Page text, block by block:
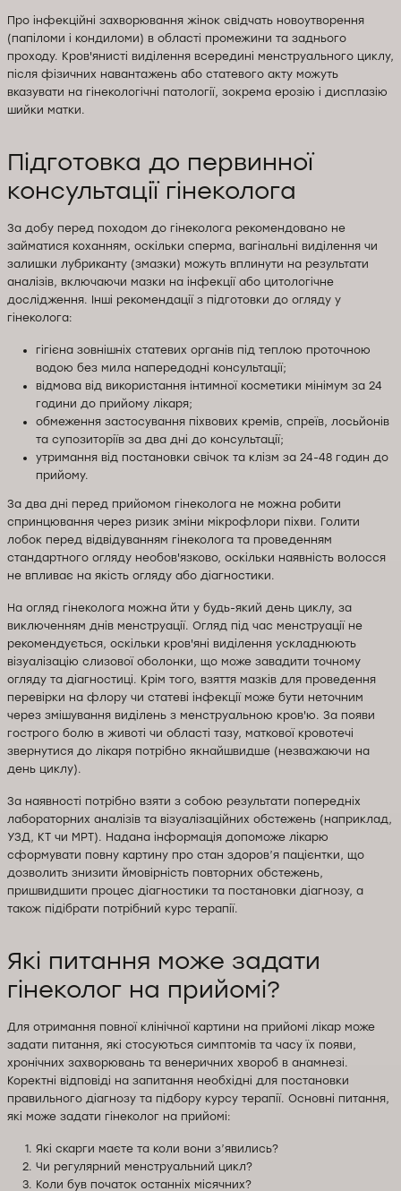
Про інфекційні захворювання жінок свідчать новоутворення
(папіломи і кондиломи) в області промежини та заднього
проходу. Кров'янисті виділення всередині менструального циклу,
після фізичних навантажень або статевого акту можуть
вказувати на гінекологічні патології, зокрема ерозію і дисплазію
шийки матки.
Підготовка до первинної
консультації гінеколога
За добу перед походом до гінеколога рекомендовано не
займатися коханням, оскільки сперма, вагінальні виділення чи
залишки лубриканту (змазки) можуть вплинути на результати
аналізів, включаючи мазки на інфекції або цитологічне
дослідження. Інші рекомендації з підготовки до огляду у
гінеколога:
гігієна зовнішніх статевих органів під теплою проточною
водою без мила напередодні консультації;
відмова від використання інтимної косметики мінімум за 24
години до прийому лікаря;
обмеження застосування піхвових кремів, спреїв, лосьйонів
та супозиторіїв за два дні до консультації;
утримання від постановки свічок та клізм за 24-48 годин до
прийому.
За два дні перед прийомом гінеколога не можна робити
спринцювання через ризик зміни мікрофлори піхви. Голити
лобок перед відвідуванням гінеколога та проведенням
стандартного огляду необов'язково, оскільки наявність волосся
не впливає на якість огляду або діагностики.
На огляд гінеколога можна йти у будь-який день циклу, за
виключенням днів менструації. Огляд під час менструації не
рекомендується, оскільки кров'яні виділення ускладнюють
візуалізацію слизової оболонки, що може завадити точному
огляду та діагностиці. Крім того, взяття мазків для проведення
перевірки на флору чи статеві інфекції може бути неточним
через змішування виділень з менструальною кров'ю. За появи
гострого болю в животі чи області тазу, маткової кровотечі
звернутися до лікаря потрібно якнайшвидше (незважаючи на
день циклу).
За наявності потрібно взяти з собою результати попередніх
лабораторних аналізів та візуалізаційних обстежень (наприклад,
УЗД, КТ чи МРТ). Надана інформація допоможе лікарю
сформувати повну картину про стан здоров’я пацієнтки, що
дозволить знизити ймовірність повторних обстежень,
пришвидшити процес діагностики та постановки діагнозу, а
також підібрати потрібний курс терапії.
Які питання може задати
гінеколог на прийомі?
Для отримання повної клінічної картини на прийомі лікар може
задати питання, які стосуються симптомів та часу їх появи,
хронічних захворювань та венеричних хвороб в анамнезі.
Коректні відповіді на запитання необхідні для постановки
правильного діагнозу та підбору курсу терапії. Основні питання,
які може задати гінеколог на прийомі:
Які скарги маєте та коли вони з’явились?
Чи регулярний менструальний цикл?
Коли був початок останніх місячних?